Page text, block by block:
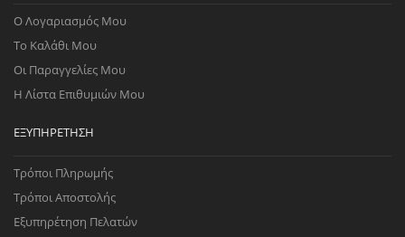
Ο Λογαριασμός Μου
Το Καλάθι Μου
Οι Παραγγελίες Μου
Η Λίστα Επιθυμιών Μου
ΕΞΥΠΗΡΈΤΗΣΗ
Τρόποι Πληρωμής
Τρόποι Αποστολής
Εξυπηρέτηση Πελατών